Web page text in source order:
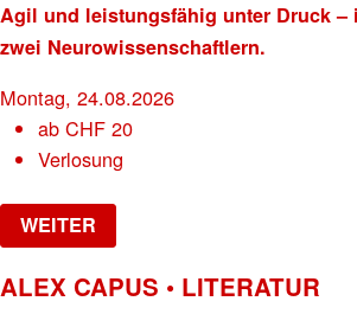
Agil und leistungsfähig unter Druck –
zwei Neurowissenschaftlern.
Montag, 24.08.2026
abCHF 20
Verlosung
WEITER
ALEX CAPUS • LITERATUR